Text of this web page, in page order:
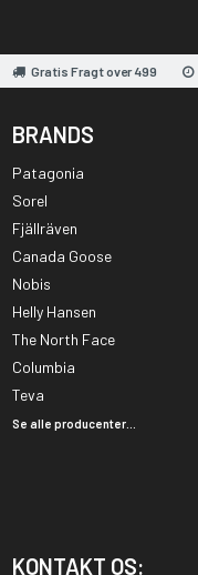
Gratis Fragt over 499
BRANDS
Patagonia
Sorel
Fjällräven
Canada Goose
Nobis
Helly Hansen
The North Face
Columbia
Teva
Se alle producenter...
KONTAKT OS: